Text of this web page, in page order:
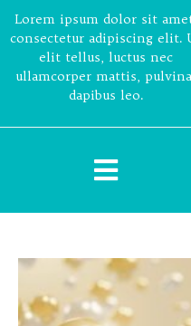
Lorem ipsum dolor sit
consectetur adipiscing elit.
elit tellus, luctus nec
ullamcorper mattis,
dapibus leo.